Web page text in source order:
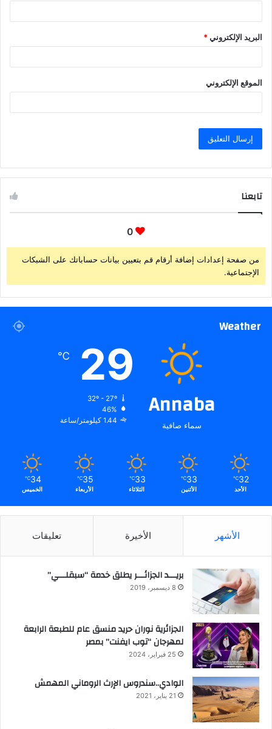
البريد الإلكتروني*
الموقع الإلكتروني
تابعنا
0
من صفحة إعدادات إضافة أرقام قم بتعيين بيانات حساباتك على الشبكات
الإجتماعية.
Weather
Annaba
سماء صافية
29
℃
32º - 27º
46%
1.44 كيلومتر/ساعة
32
℃
الأحد
33
℃
الأثنين
33
℃
الثلاثاء
35
℃
الأربعاء
34
℃
الخميس
الأشهر الأخيرة تعليقات
بريـــد الجزائـــر يطلق خدمة “سبقلـــي”
8 ديسمبر، 2019
الجزائرية نوران حريد منسق عام للطبعة الرابعة
لمهرجان “توب ايفنت” بمصر
25 فبراير، 2024
الوادي..سندروس الإرث الروماني المهمش
21 يناير، 2021